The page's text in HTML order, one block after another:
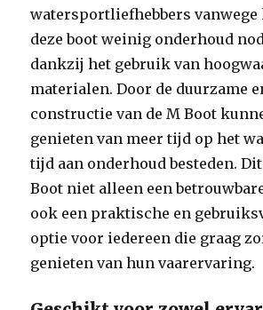
watersportliefhebbers vanwege
deze boot weinig onderhoud
dankzij het gebruik van
materialen. Door de duurzame
constructie van de M Boot
genieten van meer tijd op het
tijd aan onderhoud besteden.
Boot niet alleen een
ook een praktische en
optie voor iedereen die graag
genieten van hun vaarervaring.